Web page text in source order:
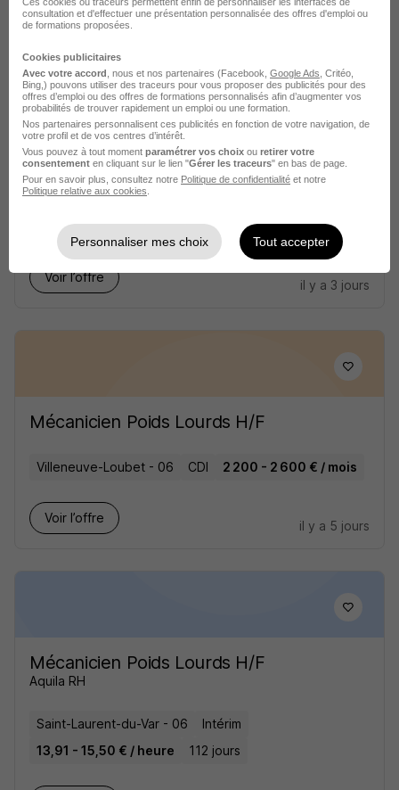
Voir l’offre
Mecanicien PL H/F
Interima
Carros - 06 Intérim 12,31 - 16 € / heure
Voir l’offre
il y a 3 jours
Mécanicien Poids Lourds H/F
Villeneuve-Loubet - 06 CDI 2 200 - 2 600 € / mois
Voir l’offre
il y a 5 jours
Mécanicien Poids Lourds H/F
Aquila RH
Saint-Laurent-du-Var - 06
Intérim
13,91 - 15,50 € / heure
112 jours
consultation et d'effectuer une présentation personnalisée des offres d'emploi ou
de formations proposées.
Cookies publicitaires
Avec votre accord , nous et nos partenaires (Facebook, Google Ads , Critéo,
Bing,) pouvons utiliser des traceurs pour vous proposer des publicités pour des
offres d’emploi ou des offres de formations personnalisés afin d’augmenter vos
probabilités de trouver rapidement un emploi ou une formation.
Nos partenaires personnalisent ces publicités en fonction de votre navigation, de
votre profil et de vos centres d’intérêt.
Vous pouvez à tout moment paramétrer vos choix ou retirer votre
consentement en cliquant sur le lien "Gérer les traceurs" en bas de page.
Pour en savoir plus, consultez notre Politique de confidentialité et notre
Politique relative aux cookies
Personnaliser mes choix Tout accepter